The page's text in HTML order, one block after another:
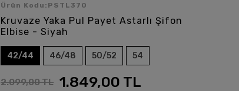
Ürün Kodu: PSTL370
Kruvaze Yaka Pul Payet Astarlı Şifon
Elbise - Siyah
42/44 46/48 50/52 54
2.099,00 TL 1.849,00 TL